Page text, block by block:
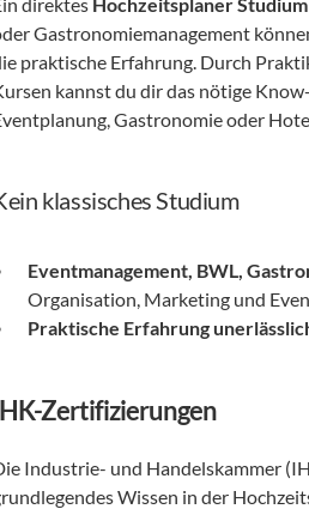
Gastronomiemanagement
praktische Erfahrung. Durch
kannst du dir das nötige
Gastronomie oder
klassisches Studium
Eventmanagement, BWL,
Organisation, Marketing und
Praktische Erfahrung
Zertifizierungen
Industrie- und Handelskammer
Wissen in der